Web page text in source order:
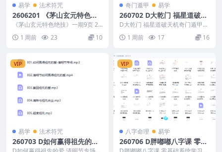
易学 法术符咒
2606201 《茅山玄元特色绝
技》一期9页
《茅山玄元特色绝技》一期9页 26
1 周前 23 10
奇门遁甲 易学
260702 D大乾门 福星道破天
机奇门遁甲42集
D大乾门 福星道破天机奇门遁甲42
集 260702 260702 D大乾门 福
星...1 周前 17 16
VIP
易学 法术符咒
260703 D如何赢得祖先的爱
VIP
八字命理 易学
260706 D胖嘟嘟八字课 零基